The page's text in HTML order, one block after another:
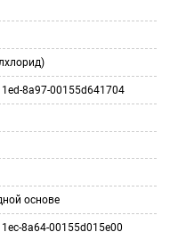
8a97-00155d641704
основе
8a64-00155d015e00